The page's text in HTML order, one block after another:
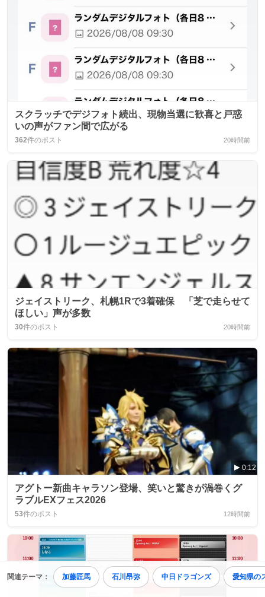
関連テーマ： 加藤匠馬 石川昂弥 中日ドラゴンズ 愛知県の
スクラッチでデジフォト続出、現物当選に歓喜と戸惑
いの声がファン間で広がる
362件のポスト 20時間前
ジェイストリーク、札幌1Rで3着確保 「芝で走らせて
ほしい」声が多数
30件のポスト 20時間前
0:12
アグトー新曲キャラソン登場、笑いと驚きが渦巻くグ
ラブルEXフェス2026
53件のポスト 12時間前